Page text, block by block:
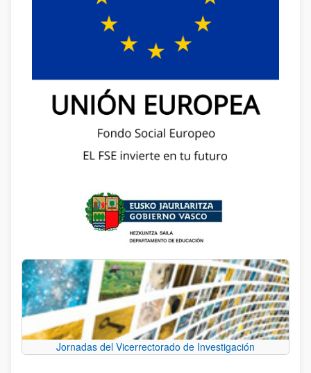
Jornadas del Vicerrectorado de Investigación